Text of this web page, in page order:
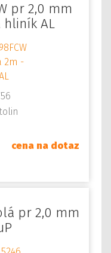
pr 2,0 mm
AL
cena na dotaz
pr 2,0 mm